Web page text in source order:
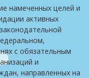
намеченных целей и
активных
с обязательным
и
направленных на